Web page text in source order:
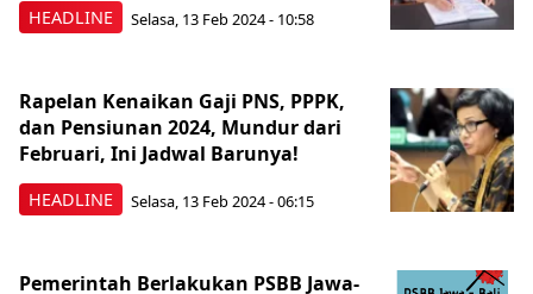
HEADLINE Selasa, 13 Feb 2024 - 10:58
HEADLINE
Rapelan Kenaikan Gaji PNS, PPPK,
dan Pensiunan 2024, Mundur dari
Februari, Ini Jadwal Barunya!
Selasa, 13 Feb 2024 - 06:15
Pemerintah Berlakukan PSBB Jawa-